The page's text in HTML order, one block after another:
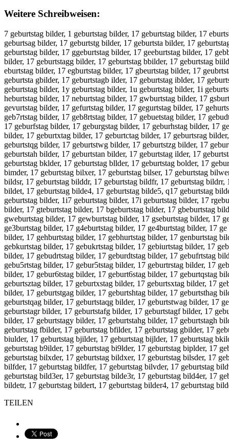
Weitere Schreibweisen:
7 geburtstag bilder, 1 geburtstag bilder, 17 geburtstag bilder, 17
geburtsag bilder, 17 geburtstg bilder, 17 geburtsta bilder, 17
geburtstag bilder, 17 ggeburtstag bilder, 17 geeburtstag bilder, 17
bilder, 17 geburtstagg bilder, 17 geburtstag bbilder, 17 geburtstag
eburtstag bilder, 17 egburtstag bilder, 17 gbeurtstag bilder, 17
geburtsta gbilder, 17 geburtstagb ilder, 17 geburtstag iblder, 17
geburtstag bilder, 1y geburtstag bilder, 1u geburtstag bilder, 1i
heburtstag bilder, 17 neburtstag bilder, 17 gwburtstag bilder, 17
gevurtstag bilder, 17 gefurtstag bilder, 17 gegurtstag bilder, 17
geb7rtstag bilder, 17 geb8rtstag bilder, 17 gebuetstag bilder, 17
17 geburfstag bilder, 17 geburgstag bilder, 17 geburhstag bilder, 17
bilder, 17 geburtxtag bilder, 17 geburtctag bilder, 17 geburtsrag
geburtstqg bilder, 17 geburtstwg bilder, 17 geburtstzg bilder, 17
geburtstah bilder, 17 geburtstan bilder, 17 geburtstag ilder, 17
geburtstag bklder, 17 geburtstag bllder, 17 geburtstag bolder, 17
bimder, 17 geburtstag bilxer, 17 geburtstag bilser, 17 geburtstag
bildsr, 17 geburtstag bilddr, 17 geburtstag bildfr, 17 geburtstag
bildet, 17 geburtstag bilde4, 17 geburtstag bilde5, q17 geburtstag
geburtstag bilder, 1i7 geburtstag bilder, 17i geburtstag bilder, 17
bilder, 17 gteburtstag bilder, 17 bgeburtstag bilder, 17 gbeburtstag
gweburtstag bilder, 17 gewburtstag bilder, 17 gseburtstag bilder, 17
ge3burtstag bilder, 17 g4eburtstag bilder, 17 ge4burtstag bilder, 17
bilder, 17 gehburtstag bilder, 17 gebhurtstag bilder, 17 genburtstag
gebkurtstag bilder, 17 gebukrtstag bilder, 17 gebiurtstag bilder, 17
bilder, 17 gebudrtstag bilder, 17 geburdtstag bilder, 17 gebufrtstag
gebu5rtstag bilder, 17 gebur5tstag bilder, 17 geburtrstag bilder, 17
bilder, 17 gebur6tstag bilder, 17 geburt6stag bilder, 17 geburtqstag
geburtsztag bilder, 17 geburtxstag bilder, 17 geburtsxtag bilder, 17
bilder, 17 geburtstgag bilder, 17 geburtshtag bilder, 17 geburtsthag
geburtstqag bilder, 17 geburtstaqg bilder, 17 geburtstwag bilder, 17
geburtstagr bilder, 17 geburtstafg bilder, 17 geburtstagf bilder, 17
bilder, 17 geburtstagy bilder, 17 geburtstahg bilder, 17 geburtstagh
geburtstag fbilder, 17 geburtstag bfilder, 17 geburtstag gbilder, 17
biulder, 17 geburtstag bjilder, 17 geburtstag bijlder, 17 geburtstag
geburtstag b9ilder, 17 geburtstag bi9lder, 17 geburtstag biplder, 17
geburtstag bilxder, 17 geburtstag bildxer, 17 geburtstag bilsder, 17
bilfder, 17 geburtstag bildfer, 17 geburtstag bilvder, 17 geburtstag
geburtstag bild3er, 17 geburtstag bilde3r, 17 geburtstag bild4er, 17
bildetr, 17 geburtstag bildert, 17 geburtstag bilder4, 17 geburtstag
TEILEN